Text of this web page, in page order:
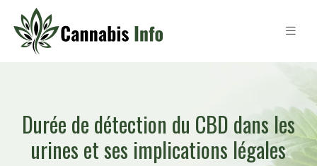
Durée de détection du CBD dans les
urines et ses implications légales